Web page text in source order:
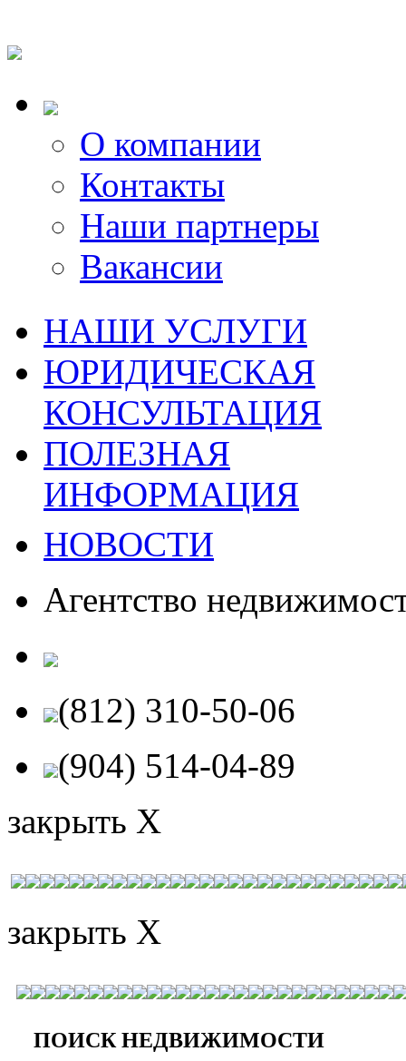
О компании
Контакты
Наши партнеры
Вакансии
НАШИ УСЛУГИ
ЮРИДИЧЕСКАЯ
КОНСУЛЬТАЦИЯ
ПОЛЕЗНАЯ
ИНФОРМАЦИЯ
НОВОСТИ
Агентство
(812) 310-50-06
(904) 514-04-89
закрыть X
закрыть X
ПОИСК НЕДВИЖИМОСТИ